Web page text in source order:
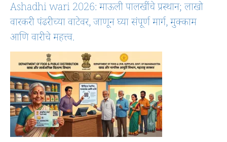
Ashadhi wari 2026: माऊली पालखींचे प्रस्थान; लाखो
वारकरी पंढरीच्या वाटेवर, जाणून घ्या संपूर्ण मार्ग, मुक्काम
आणि वारीचे महत्त्व.